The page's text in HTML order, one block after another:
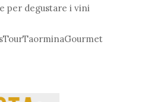
per degustare i vini